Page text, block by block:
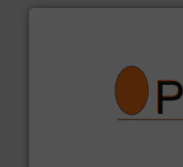
aanspreekpunt voor uw